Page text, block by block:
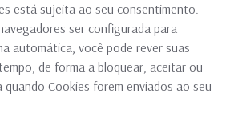
está sujeita ao seu consentimento.
ser configurada para
automática, você pode rever suas
de forma a bloquear, aceitar ou
Cookies forem enviados ao seu